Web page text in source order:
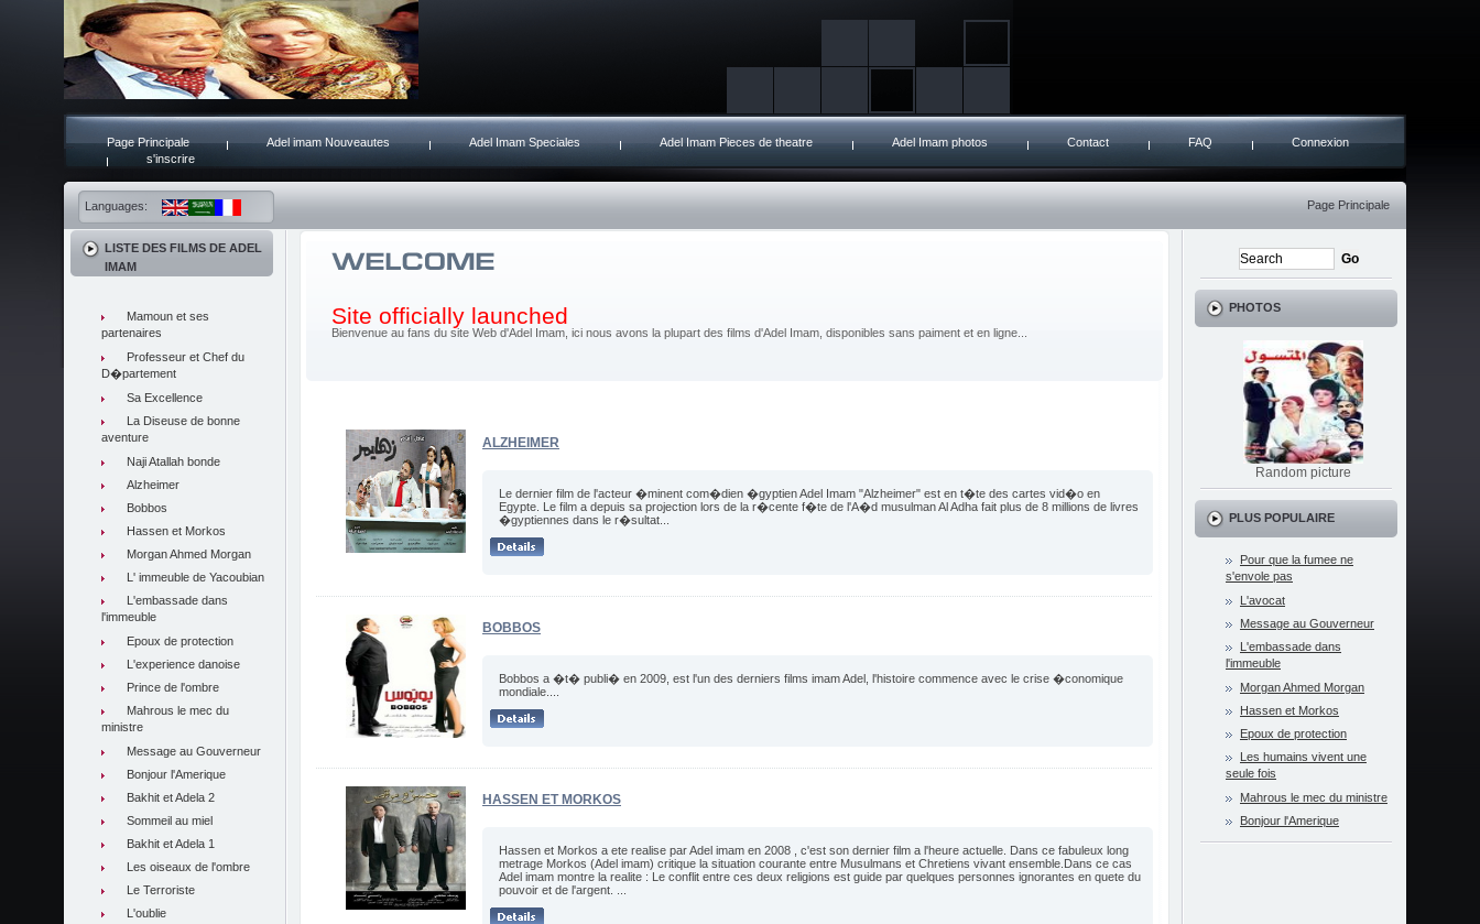
Page Principale Adel imam Nouveautes Adel Imam Speciales Adel Imam Pieces de theatre Adel Imam photos Contact FAQ
Connexion
s'inscrire
Page Principale
Languages:
LISTE DES FILMS DE ADEL
IMAM
Mamoun et ses
partenaires
Professeur et Chef du
D�partement
Sa Excellence
La Diseuse de bonne
aventure
Naji Atallah bonde
Alzheimer
Bobbos
Hassen et Morkos
Morgan Ahmed Morgan
L' immeuble de Yacoubian
L'embassade dans
l'immeuble
Epoux de protection
L'experience danoise
Prince de l'ombre
Mahrous le mec du
ministre
Message au Gouverneur
Bonjour l'Amerique
Bakhit et Adela 2
Sommeil au miel
Bakhit et Adela 1
Les oiseaux de l'ombre
Le Terroriste
L'oublie
Site officially launched
Bienvenue au fans du site Web d'Adel Imam, ici nous avons la plupart des films d'Adel Imam, disponibles sans paiment et en ligne...
ALZHEIMER
Le dernier film de l'acteur �minent com�dien �gyptien Adel Imam "Alzheimer" est en t�te des cartes vid�o en
Egypte. Le film a depuis sa projection lors de la r�cente f�te de l'A�d musulman Al Adha fait plus de 8 millions de livres
�gyptiennes dans le r�sultat...
BOBBOS
Bobbos a �t� publi� en 2009, est l'un des derniers films imam Adel, l'histoire commence avec le crise �conomique
mondiale....
HASSEN ET MORKOS
Hassen et Morkos a ete realise par Adel imam en 2008 , c'est son dernier film a l'heure actuelle. Dans ce fabuleux long
metrage Morkos (Adel imam) critique la situation courante entre Musulmans et Chretiens vivant ensemble.Dans ce cas
Adel imam montre la realite : Le conflit entre ces deux religions est guide par quelques personnes ignorantes en quete du
pouvoir et de l'argent. ...
PHOTOS
Random picture
PLUS POPULAIRE
Pour que la fumee ne
s'envole pas
L'avocat
Message au Gouverneur
L'embassade dans
l'immeuble
Morgan Ahmed Morgan
Hassen et Morkos
Epoux de protection
Les humains vivent une
seule fois
Mahrous le mec du ministre
Bonjour l'Amerique